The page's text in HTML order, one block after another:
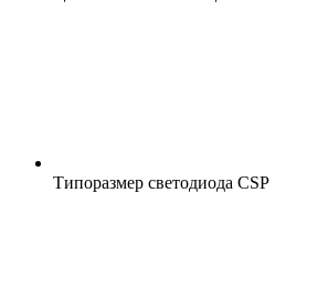
Типоразмер светодиода CSP